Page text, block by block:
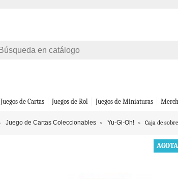
Juegos de Cartas Juegos de Rol Juegos de Miniaturas
Juego de Cartas Coleccionables Yu-Gi-Oh! Caja de